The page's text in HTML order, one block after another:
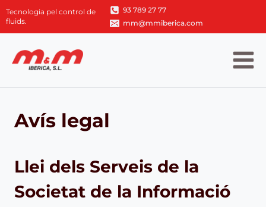
al
contingut
Tecnologia pel control de
fluids.
93 789 27 77
mm@mmiberica.com
Avís legal
Llei dels Serveis de la
Societat de la Informació